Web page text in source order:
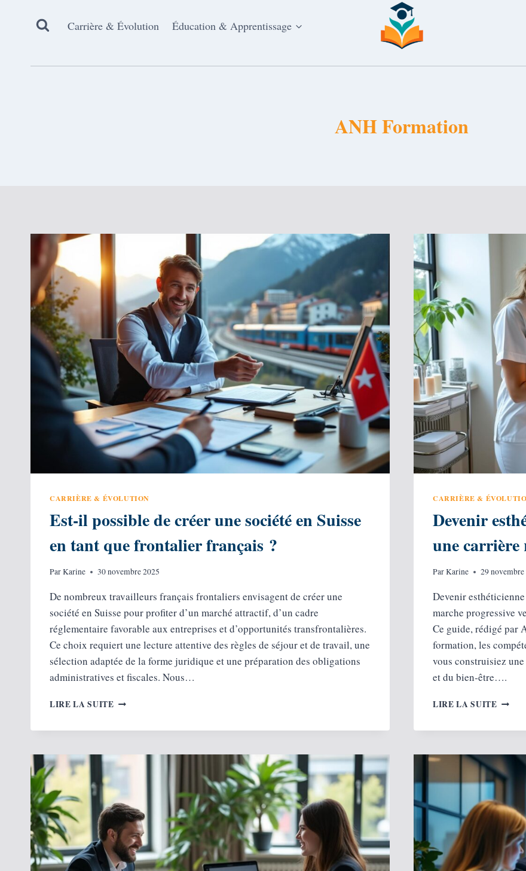
Carrière & Évolution Éducation & Apprentissage
ANH Formation
CARRIÈRE & ÉVOLUTION
Est-il possible de créer une société en Suisse
en tant que frontalier français ?
ParKarine 30 novembre 2025
De nombreux travailleurs français frontaliers envisagent de créer une
société en Suisse pour profiter d’un marché attractif, d’un cadre
réglementaire favorable aux entreprises et d’opportunités transfrontalières.
Ce choix requiert une lecture attentive des règles de séjour et de travail, une
sélection adaptée de la forme juridique et une préparation des obligations
administratives et fiscales. Nous…
LIRE LA SUITE EST-
UNE
EN
SUISSE
EN
TANT
QUE
FRONTALIER
FRANÇAIS ?
CARRIÈRE &
Devenir
une carrière
ParKarine 29 novembre
Devenir
marche progressive
Ce guide, rédigé par
formation, les
vous construisiez
et du bien‑être….
LIRE LA SUITE
UNE